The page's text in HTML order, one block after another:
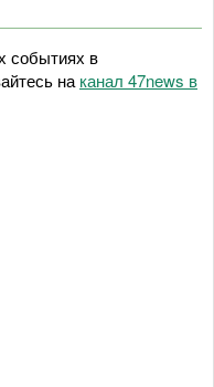
событиях в
на канал 47news в